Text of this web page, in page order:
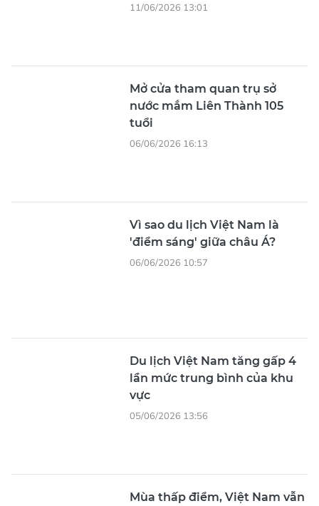
11/06/2026 13:01
Mở cửa tham quan trụ sở
nước mắm Liên Thành 105
tuổi
06/06/2026 16:13
Vì sao du lịch Việt Nam là
'điểm sáng' giữa châu Á?
06/06/2026 10:57
Du lịch Việt Nam tăng gấp 4
lần mức trung bình của khu
vực
05/06/2026 13:56
Mùa thấp điểm, Việt Nam vẫn